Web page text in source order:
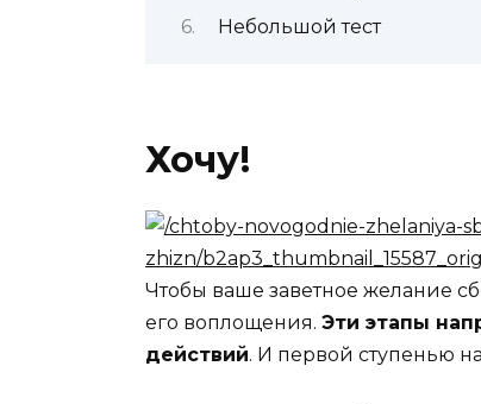
Небольшой тест
Хочу!
Чтобы ваше заветное желание
его воплощения. Эти этапы
действий. И первой ступенью